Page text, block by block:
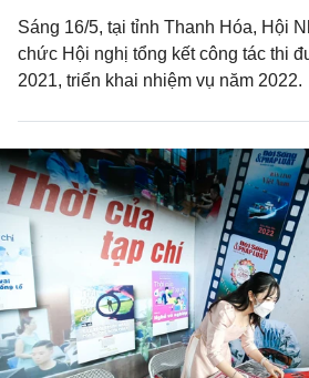
Sáng 16/5, tại tỉnh Thanh Hóa, Hội
chức Hội nghị tổng kết công tác thi
2021, triển khai nhiệm vụ năm 2022.